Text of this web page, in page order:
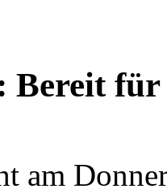
Bereit für
am